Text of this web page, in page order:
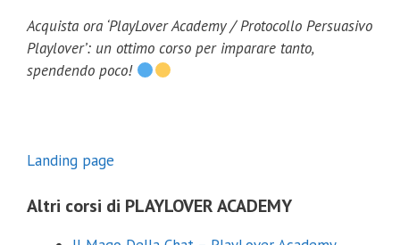
Acquista ora ‘PlayLover Academy / Protocollo Persuasivo
Playlover’: un ottimo corso per imparare tanto,
spendendo poco!
Landing page
Altri corsi di PLAYLOVER ACADEMY
Inserisci sotto la tua email e riceverai il coupon con uno sconto del